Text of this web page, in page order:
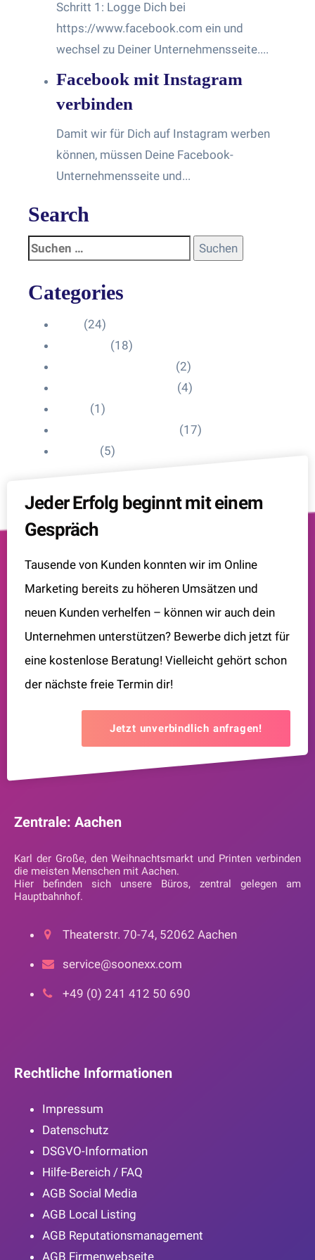
Schritt 1: Logge Dich bei
https://www.facebook.com ein und
wechsel zu Deiner Unternehmensseite....
Facebook mit Instagram
verbinden
Damit wir für Dich auf Instagram werben
können, müssen Deine Facebook-
Unternehmensseite und...
Search
Categories
(24)
(18)
(2)
(4)
(1)
(17)
(5)
Jeder Erfolg beginnt mit einem
Gespräch
Tausende von Kunden konnten wir im Online
Marketing bereits zu höheren Umsätzen und
neuen Kunden verhelfen – können wir auch dein
Unternehmen unterstützen? Bewerbe dich jetzt für
eine kostenlose Beratung! Vielleicht gehört schon
der nächste freie Termin dir!
Jetzt unverbindlich anfragen!
Zentrale: Aachen
Karl der Große, den Weihnachtsmarkt und Printen verbinden
die meisten Menschen mit Aachen.
Hier befinden sich unsere Büros, zentral gelegen am
Hauptbahnhof.
Theaterstr. 70-74, 52062 Aachen
service@soonexx.com
+49 (0) 241 412 50 690
Rechtliche Informationen
Impressum
Datenschutz
DSGVO-Information
Hilfe-Bereich / FAQ
AGB Social Media
AGB Local Listing
AGB Reputationsmanagement
AGB Firmenwebseite